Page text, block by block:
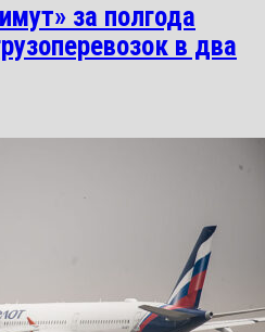
за полгода
в два